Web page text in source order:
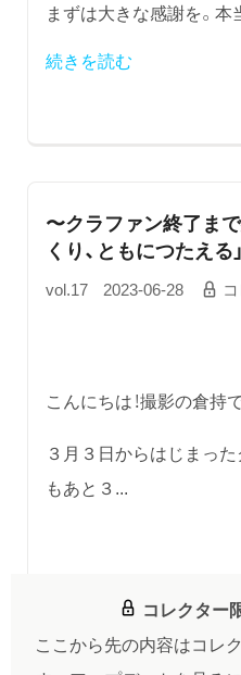
まずは大きな感謝を。
続きを読む
〜クラファン終了ま
くり、ともにつたえる
vol.17 2023-06-28
こんにちは！撮影の倉持
３月３日からはじまっ
もあと３...
コレクター
ここから先の内容はコレ